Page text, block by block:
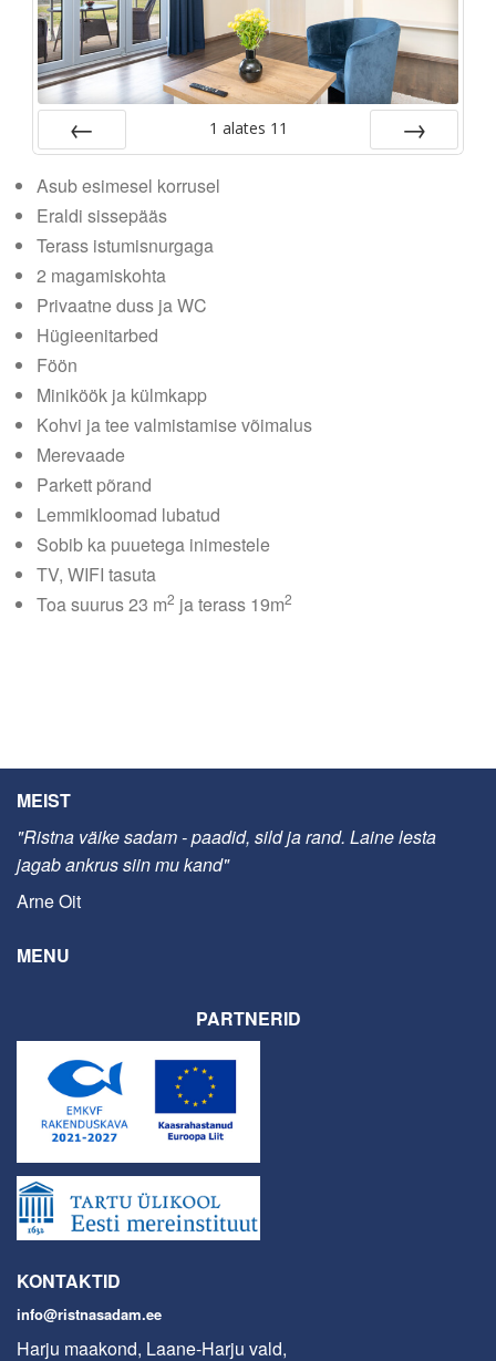
1 alates 11
Asub esimesel korrusel
Eraldi sissepääs
Terass istumisnurgaga
2 magamiskohta
Privaatne duss ja WC
Hügieenitarbed
Föön
Miniköök ja külmkapp
Kohvi ja tee valmistamise võimalus
Merevaade
Parkett põrand
Lemmikloomad lubatud
Sobib ka puuetega inimestele
TV, WIFI tasuta
Toa suurus 23 m2 ja terass 19m2
MEIST
"Ristna väike sadam - paadid, sild ja rand. Laine lesta
jagab ankrus siin mu kand"
Arne Oit
MENU
PARTNERID
KONTAKTID
info@ristnasadam.ee
Harju maakond, Laane-Harju vald,